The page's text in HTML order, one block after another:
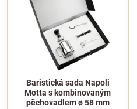
Baristická sada Napoli
Motta s kombinovaným
pěchovadlem ø 58 mm